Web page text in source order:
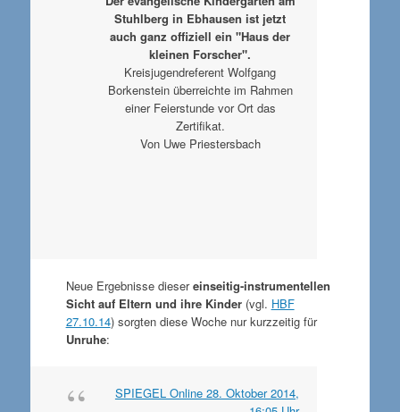
Stuhlberg in Ebhausen ist jetzt
auch ganz offiziell ein "Haus der
kleinen Forscher".
Kreisjugendreferent Wolfgang
Borkenstein überreichte im Rahmen
einer Feierstunde vor Ort das
Zertifikat.
Von Uwe Priestersbach
Neue Ergebnisse diesereinseitig-instrumentellen
Sicht auf Eltern und ihre Kinder(vgl. HBF
27.10.14) sorgten diese Woche nur kurzzeitig für
Unruhe:
SPIEGEL Online 28. Oktober 2014,